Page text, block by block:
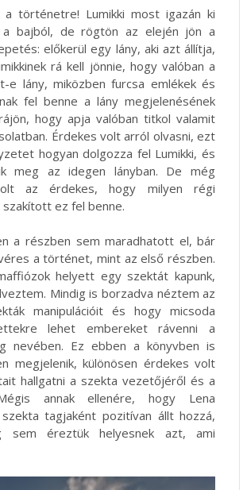
történetre! Lumikki most igazán ki
a bajból, de rögtön az elején jön a
előkerül egy lány, aki azt állítja,
rá kell jönnie, hogy valóban a
e lány, miközben furcsa emlékek és
fel benne a lány megjelenésének
hogy apja valóban titkol valamit
Érdekes volt arról olvasni, ezt
hogyan dolgozza fel Lumikki, és
meg az idegen lányban. De még
az érdekes, hogy milyen régi
ez fel benne.
a részben sem maradhatott el, bár
a történet, mint az első részben.
helyett egy szektát kapunk,
Mindig is borzadva néztem az
manipulációit és hogy micsoda
lehet embereket rávenni a
nevében. Ez ebben a könyvben is
megjelenik, különösen érdekes volt
hallgatni a szekta vezetőjéről és a
annak ellenére, hogy Lena
tagjaként pozitívan állt hozzá,
sem éreztük helyesnek azt, ami